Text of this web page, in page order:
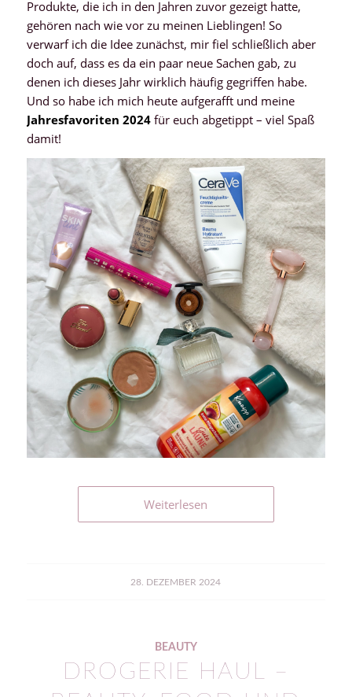
Produkte, die ich in den Jahren zuvor gezeigt hatte,
gehören nach wie vor zu meinen Lieblingen! So
verwarf ich die Idee zunächst, mir fiel schließlich aber
doch auf, dass es da ein paar neue Sachen gab, zu
denen ich dieses Jahr wirklich häufig gegriffen habe.
Und so habe ich mich heute aufgerafft und meine
Jahresfavoriten 2024für euch abgetippt – viel Spaß
damit!
Weiterlesen
28. DEZEMBER 2024
BEAUTY
DROGERIE HAUL –